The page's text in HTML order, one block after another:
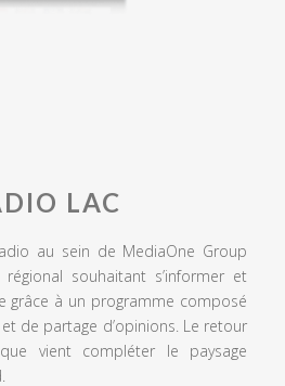
LAC
au sein de MediaOne Group
souhaitant s’informer et
grâce à un programme composé
de partage d’opinions. Le retour
vient compléter le paysage